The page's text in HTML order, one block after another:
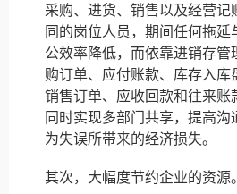
采购、进货、销售以及经营记
同的岗位人员，期间任何拖延
公效率降低，而依靠进销存管
购订单、应付账款、库存入库
销售订单、应收回款和往来账
同时实现多部门共享，提高沟
为失误所带来的经济损失。
其次，大幅度节约企业的资源。